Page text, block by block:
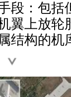
段：包括
翼上放
结构的机